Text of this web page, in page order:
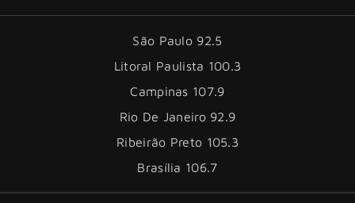
São Paulo 92.5
Litoral Paulista 100.3
Campinas 107.9
Rio De Janeiro 92.9
Ribeirão Preto 105.3
Brasília 106.7